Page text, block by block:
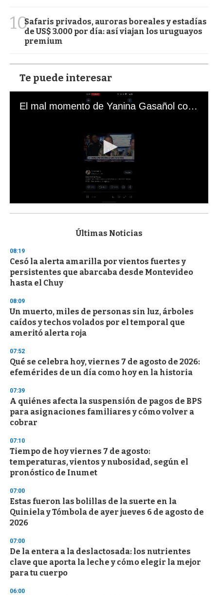
10Safaris privados, auroras boreales y estadías
de US$ 3.000 por día: así viajan los uruguayos
premium
Te puede interesar
El mal momento de Yanina Gasañol con un hincha argentino en "Subrayado"
s
d
s
o
f
3
s
e
c
o
n
Últimas Noticias
08:19
Cesó la alerta amarilla por vientos fuertes y
persistentes que abarcaba desde Montevideo
hasta el Chuy
08:09
Un muerto, miles de personas sin luz, árboles
caídos y techos volados por el temporal que
ameritó alerta roja
07:52
Qué se celebra hoy, viernes 7 de agosto de 2026:
efemérides de un día como hoy en la historia
07:39
A quiénes afecta la suspensión de pagos de BPS
para asignaciones familiares y cómo volver a
cobrar
07:10
Tiempo de hoy viernes 7 de agosto:
temperaturas, vientos y nubosidad, según el
pronóstico de Inumet
07:00
Estas fueron las bolillas de la suerte en la
Quiniela y Tómbola de ayer jueves 6 de agosto de
2026
07:00
De la entera a la deslactosada: los nutrientes
clave que aporta la leche y cómo elegir la mejor
para tu cuerpo
06:00